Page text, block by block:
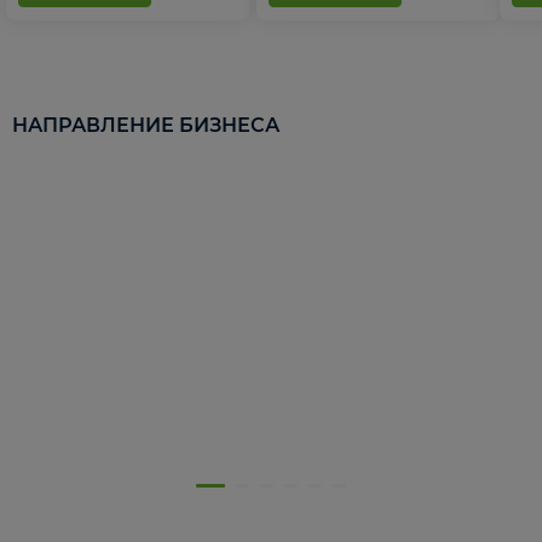
НАПРАВЛЕНИЕ БИЗНЕСА